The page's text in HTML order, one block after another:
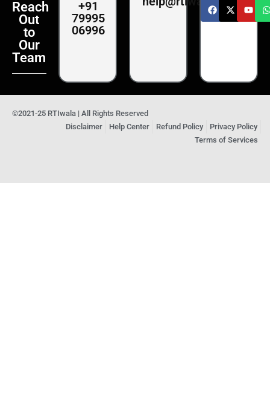
Reach
Out
to
Our
Team
+91
79995
06996
©2021-25 RTIwala | All Rights Reserved
Disclaimer
Help Center Refund Policy
Privacy Policy
Terms of Services